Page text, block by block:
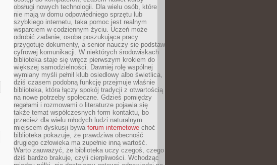
obsługi nowych technologii. Dla wielu osób, które
nie mają w domu odpowiedniego sprzętu lub
szybkiego internetu, taka pomoc jest realnym
wsparciem w codziennym życiu. Uczeń może
odrobić zadanie, osoba poszukująca pracy
przygotuje dokumenty, a senior nauczy się podstaw
cyfrowej komunikacji. W niektórych środowiskach
biblioteka staje się wręcz pierwszym krokiem do
większej samodzielności. Dawniej rolę wspólnej
wymiany myśli pełnił klub osiedlowy albo świetlica,
dziś czasem podobną funkcję przejmuje właśnie
biblioteka, która łączy spokój tradycji z otwartością
na nowe potrzeby społeczne. Gdzieś pomiędzy
regałami i rozmowami o literaturze pojawia się
także temat współczesnych form kontaktu, bo
przecież dla wielu młodych ludzi naturalnym
miejscem dyskusji bywa forum internetowe choć
biblioteka pokazuje, że prawdziwa obecność
drugiego człowieka ma zupełnie inną wartość.
Warto zauważyć, że biblioteka uczy czegoś, czego
dziś bardzo brakuje, czyli cierpliwości. Wchodząc